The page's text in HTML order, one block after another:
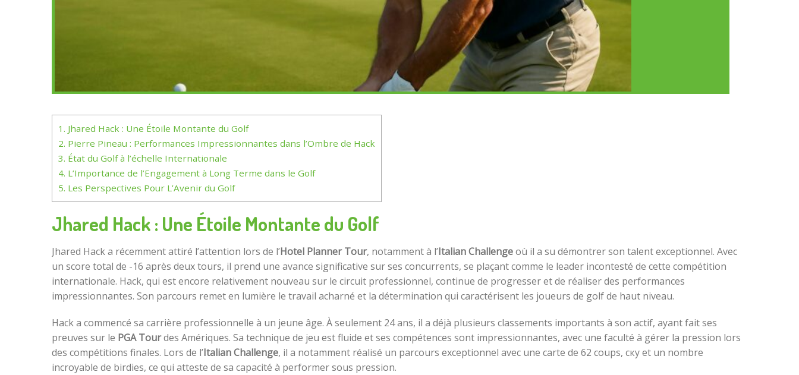
1. Jhared Hack : Une Étoile Montante du Golf
2. Pierre Pineau : Performances Impressionnantes dans l’Ombre de Hack
3. État du Golf à l’échelle Internationale
4. L’Importance de l’Engagement à Long Terme dans le Golf
5. Les Perspectives Pour L’Avenir du Golf
Jhared Hack : Une Étoile Montante du Golf
Jhared Hack a récemment attiré l’attention lors de l’Hotel Planner Tour, notamment à l’Italian Challengeoù il a su démontrer son talent exceptionnel. Avec
un score total de -16 après deux tours, il prend une avance significative sur ses concurrents, se plaçant comme le leader incontesté de cette compétition
internationale. Hack, qui est encore relativement nouveau sur le circuit professionnel, continue de progresser et de réaliser des performances
impressionnantes. Son parcours remet en lumière le travail acharné et la détermination qui caractérisent les joueurs de golf de haut niveau.
Hack a commencé sa carrière professionnelle à un jeune âge. À seulement 24 ans, il a déjà plusieurs classements importants à son actif, ayant fait ses
preuves sur le PGA Tourdes Amériques. Sa technique de jeu est fluide et ses compétences sont impressionnantes, avec une faculté à gérer la pression lors
des compétitions finales. Lors de l’Italian Challenge, il a notamment réalisé un parcours exceptionnel avec une carte de 62 coups, скy et un nombre
incroyable de birdies, ce qui atteste de sa capacité à performer sous pression.